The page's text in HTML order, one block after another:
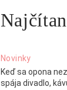
Novinky
Keď sa opona
spája divadlo,